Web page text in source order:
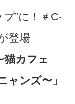
”に！＃C-
登場
猫カフェ
ャンズ〜」